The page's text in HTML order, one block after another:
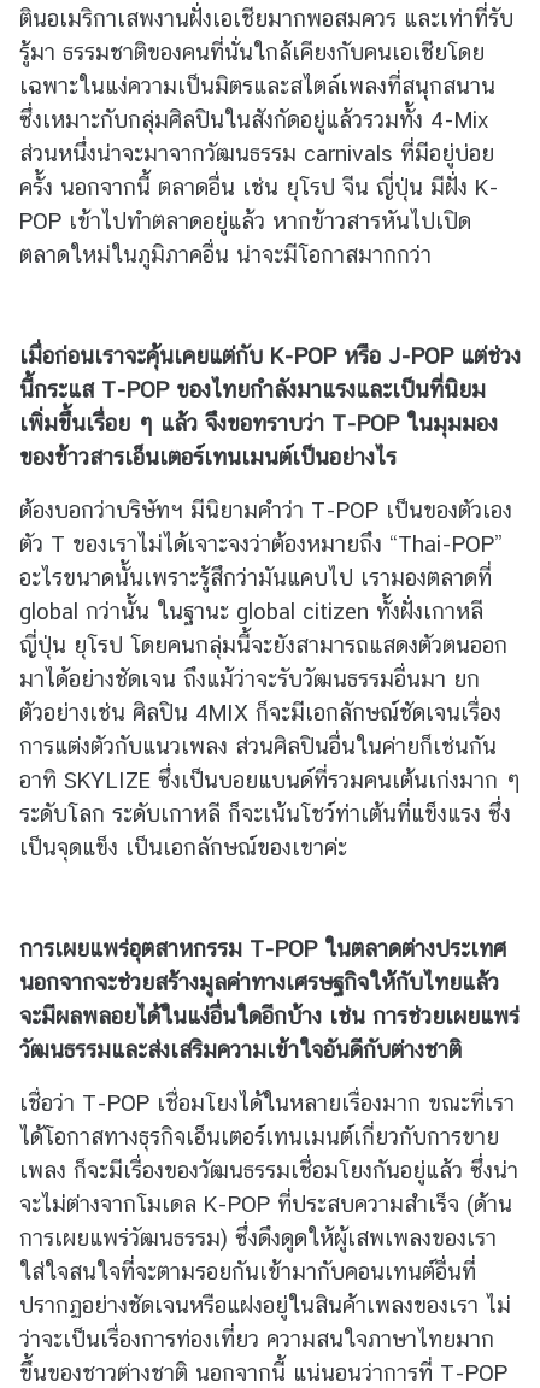
ป
ร
ก
า
ศ
/
ช
า
สั
ม
น
ธ์
เ
ว็
บ
ไ
ซ
ต์
ห
น่
ว
า
ที่
น่
า
น
ใ
จ
ก
า
ร
ส่
ง
ตินอเมริกาเสพงานฝั่งเอเชียมากพอสมควร และเท่าที่รับ
รู้มา ธรรมชาติของคนที่นั่นใกล้เคียงกับคนเอเชียโดย
เฉพาะในแง่ความเป็นมิตรและสไตล์เพลงที่สนุุกสนาน
ซึ่งเหมาะกับกลุ่มศิลปินในสังกัดอยู่แล้วรวมทั้ง 4-Mix
ส่วนหนึ่งน่าจะมาจากวัฒนธรรม carnivals ที่มีอยู่บ่อย
ครั้ง นอกจากนี้ ตลาดอื่น เช่น ยุโรป จีน ญี่ปุ่น มีฝั่ง K-
POP เข้าไปทำตลาดอยู่แล้ว หากข้าวสารหันไปเปิด
ตลาดใหม่ในภูมิภาคอื่น น่าจะมีโอกาสมากกว่า
เมื่อก่อนเราจะคุ้นเคยแต่กับ K-POP หรือ J-POP แต่ช่วง
นี้กระแส T-POP ของไทยกำลังมาแรงและเป็นที่นิยม
เพิ่มขึ้นเรื่อย ๆ แล้ว จึงขอทราบว่า T-POP ในมุมมอง
ของข้าวสารเอ็นเตอร์เทนเมนต์เป็นอย่างไร
ต้องบอกว่าบริษัทฯ มีนิยามคำว่า T-POP เป็นของตัวเอง
ตัว T ของเราไม่ได้เจาะจงว่าต้องหมายถึง “Thai-POP”
อะไรขนาดนั้นเพราะรู้สึกว่ามันแคบไป เรามองตลาดที่
global กว่านั้น ในฐานะ global citizen ทั้งฝั่งเกาหลี
ญี่ปุ่น ยุโรป โดยคนกลุ่มนี้จะยังสามารถแสดงตัวตนออก
มาได้อย่างชัดเจน ถึงแม้ว่าจะรับวัฒนธรรมอื่นมา ยก
ตัวอย่างเช่น ศิลปิน 4MIX ก็จะมีเอกลักษณ์ชัดเจนเรื่อง
การแต่งตัวกับแนวเพลง ส่วนศิลปินอื่นในค่ายก็เช่นกัน
อาทิ SKYLIZE ซึ่งเป็นบอยแบนด์ที่รวมคนเต้นเก่งมาก ๆ
ระดับโลก ระดับเกาหลี ก็จะเน้นโชว์ท่าเต้นที่แข็งแรง ซึ่ง
เป็นจุดแข็ง เป็นเอกลักษณ์ของเขาค่ะ
การเผยแพร่อุตสาหกรรม T-POP ในตลาดต่างประเทศ
นอกจากจะช่วยสร้างมูลค่าทางเศรษฐกิจให้กับไทยแล้ว
จะมีผลพลอยได้ในแง่อื่นใดอีกบ้าง เช่น การช่วยเผยแพร่
วัฒนธรรมและส่งเสริมความเข้าใจอันดีกับต่างชาติ
เชื่อว่า T-POP เชื่อมโยงได้ในหลายเรื่องมาก ขณะที่เรา
ได้โอกาสทางธุรกิจเอ็นเตอร์เทนเมนต์เกี่ยวกับการขาย
เพลง ก็จะมีเรื่องของวัฒนธรรมเชื่อมโยงกันอยู่แล้ว ซึ่งน่า
จะไม่ต่างจากโมเดล K-POP ที่ประสบความสำเร็จ (ด้าน
การเผยแพร่วัฒนธรรม) ซึ่งดึงดูดให้ผู้เสพเพลงของเรา
ใส่ใจสนใจที่จะตามรอยกันเข้ามากับคอนเทนต์อื่นที่
ปรากฏอย่างชัดเจนหรือแฝงอยู่ในสินค้าเพลงของเรา ไม่
ว่าจะเป็นเรื่องการท่องเที่ยว ความสนใจภาษาไทยมาก
ขึ้นของชาวต่างชาติ นอกจากนี้ แน่นอนว่าการที่ T-POP